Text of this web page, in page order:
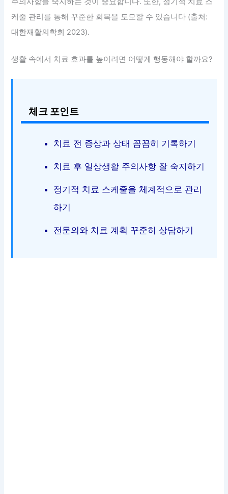
케줄 관리를 통해 꾸준한 회복을 도모할 수 있습니다 (출처:
대한재활의학회 2023).
생활 속에서 치료 효과를 높이려면 어떻게 행동해야 할까요?
체크 포인트
치료 전 증상과 상태 꼼꼼히 기록하기
치료 후 일상생활 주의사항 잘 숙지하기
정기적 치료 스케줄을 체계적으로 관리
하기
전문의와 치료 계획 꾸준히 상담하기